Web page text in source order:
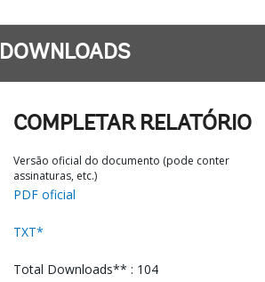
DOWNLOADS
COMPLETAR RELATÓRIO
Versão oficial do documento (pode conter
assinaturas, etc.)
PDF oficial
TXT*
Total Downloads** : 104